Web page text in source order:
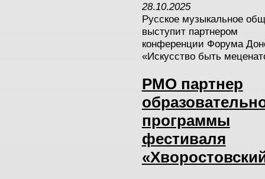
28.10.2025
Русское музыкальное
выступит партнером
конференции Форума
«Искусство быть
РМО партнер
программы
фестиваля